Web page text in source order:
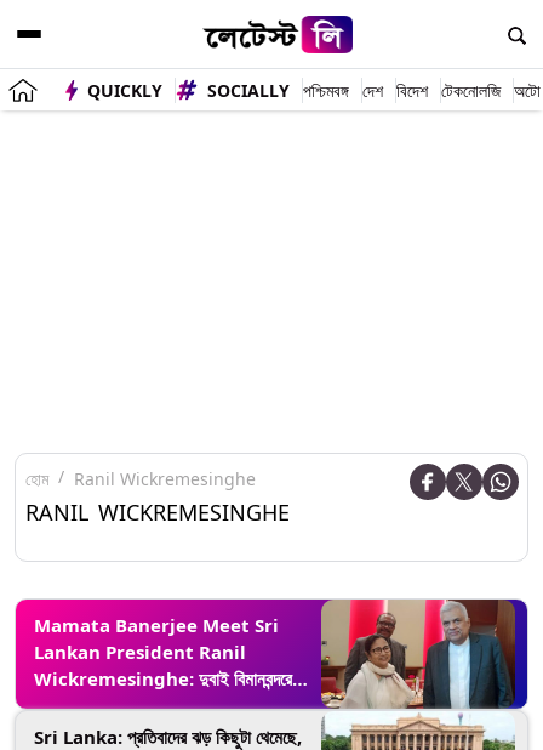
QUICKLY SOCIALLY পশ্চিমবঙ্গ দেশ বিদেশ টেকনোলজি অটো
হোম Ranil Wickremesinghe
RANIL WICKREMESINGHE
Mamata Banerjee Meet Sri
Lankan President Ranil
Wickremesinghe: দুবাই বিমানবন্দরে
মুখ্যমন্ত্রীর সঙ্গে হঠাৎ দেখা শ্রীলঙ্কার রাষ্ট্রপতির
Sri Lanka: প্রতিবাদের ঝড় কিছুটা থেমেছে,